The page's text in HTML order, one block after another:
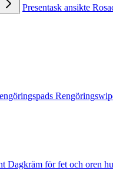
Presentask ansikte
Dagkräm för fet och oren